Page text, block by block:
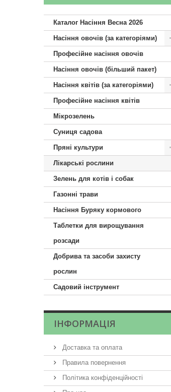
Каталог Насіння Весна 2026
Насіння овочів (за категоріями)
Професійне насіння овочів
Насіння овочів (більший пакет)
Насіння квітів (за категоріями)
Професійне насіння квітів
Мікрозелень
Суниця садова
Пряні культури
Лікарські рослини
Зелень для котів і собак
Газонні трави
Насіння Буряку кормового
Таблетки для вирощування
розсади
Добрива та засоби захисту
рослин
Садовий інструмент
ІНФОРМАЦІЯ
Доставка та оплата
Правила повернення
Політика конфіденційності